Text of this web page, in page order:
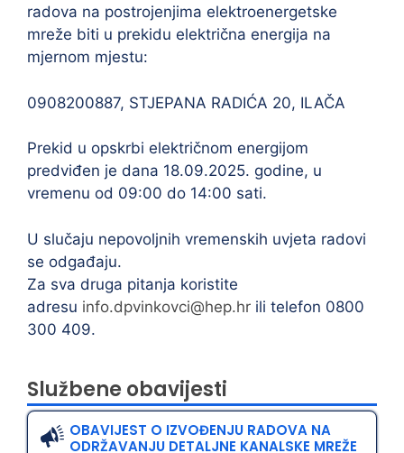
radova na postrojenjima elektroenergetske
mreže biti u prekidu električna energija na
mjernom mjestu:
0908200887, STJEPANA RADIĆA 20, ILAČA
Prekid u opskrbi električnom energijom
predviđen je dana 18.09.2025. godine, u
vremenu od 09:00 do 14:00 sati.
U slučaju nepovoljnih vremenskih uvjeta radovi
se odgađaju.
Za sva druga pitanja koristite
adresu info.dpvinkovci@hep.hr ili telefon 0800
300 409.
Službene obavijesti
OBAVIJEST O IZVOĐENJU RADOVA NA
ODRŽAVANJU DETALJNE KANALSKE MREŽE